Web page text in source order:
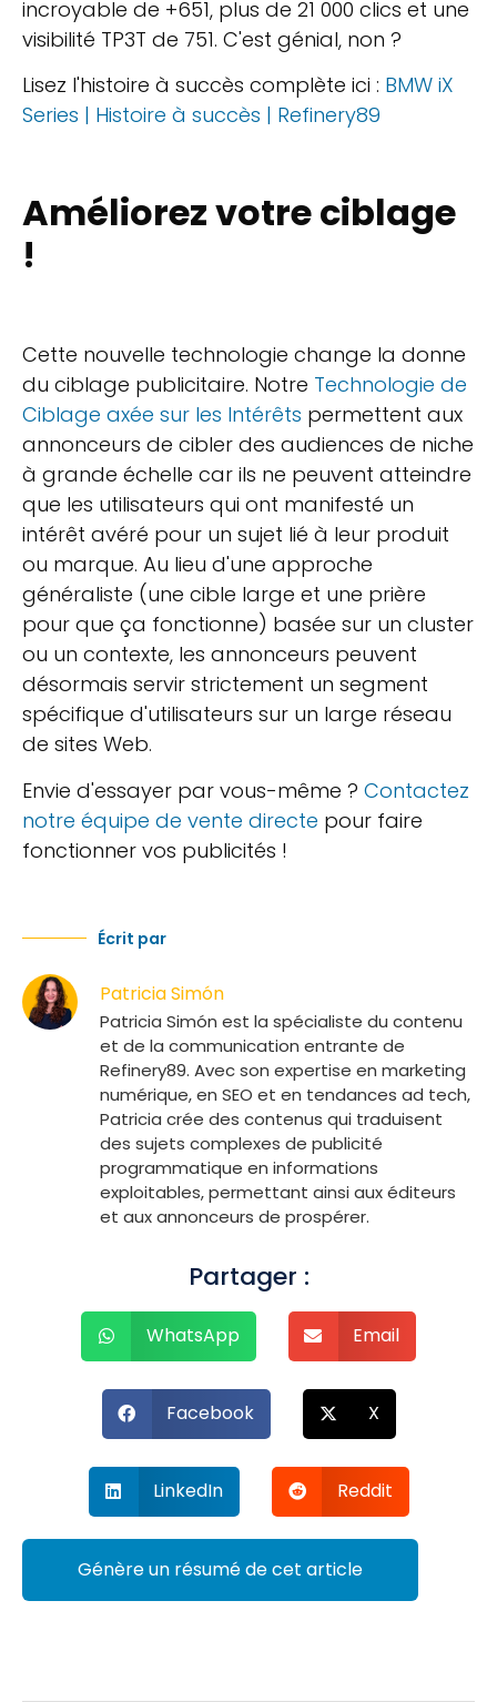
incroyable de +651, plus de 21 000 clics et une
visibilité TP3T de 751. C'est génial, non ?
Lisez l'histoire à succès complète ici : BMW iX
Series | Histoire à succès | Refinery89
Améliorez votre ciblage
!
Cette nouvelle technologie change la donne
du ciblage publicitaire. Notre Technologie de
Ciblage axée sur les Intérêts permettent aux
annonceurs de cibler des audiences de niche
à grande échelle car ils ne peuvent atteindre
que les utilisateurs qui ont manifesté un
intérêt avéré pour un sujet lié à leur produit
ou marque. Au lieu d'une approche
généraliste (une cible large et une prière
pour que ça fonctionne) basée sur un cluster
ou un contexte, les annonceurs peuvent
désormais servir strictement un segment
spécifique d'utilisateurs sur un large réseau
de sites Web.
Envie d'essayer par vous-même ? Contactez
notre équipe de vente directe pour faire
fonctionner vos publicités !
Écrit par
Patricia Simón
Patricia Simón est la spécialiste du contenu
et de la communication entrante de
Refinery89. Avec son expertise en marketing
numérique, en SEO et en tendances ad tech,
Patricia crée des contenus qui traduisent
des sujets complexes de publicité
programmatique en informations
exploitables, permettant ainsi aux éditeurs
et aux annonceurs de prospérer.
Partager :
WhatsApp Email
Facebook X
LinkedIn Reddit
Génère un résumé de cet article